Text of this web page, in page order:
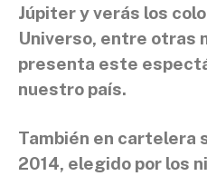
Júpiter y verás los
Universo, entre otras
presenta este
nuestro país.
También en cartelera
2014, elegido por los